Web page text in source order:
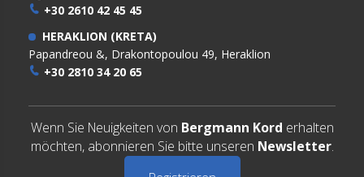
+30 2610 42 45 45
HERAKLION (KRETA)
Papandreou &, Drakontopoulou 49, Heraklion
+30 2810 34 20 65
Wenn Sie Neuigkeiten von Bergmann Kord erhalten
möchten, abonnieren Sie bitte unseren Newsletter.